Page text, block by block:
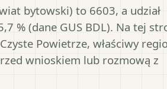
bytowski) to 6603, a udział
% (dane GUS BDL). Na tej
Powietrze, właściwy
wnioskiem lub rozmową z